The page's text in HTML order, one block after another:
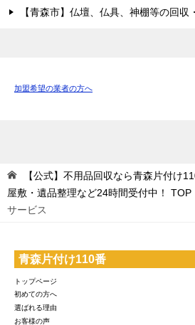
【青森市】仏壇、仏具、神棚等の回
加盟希望の業者の方へ
【公式】不用品回収なら青森片付け
屋敷・遺品整理など24時間受付中！
TOP
サービス
青森片付け110番
トップページ
初めての方へ
選ばれる理由
お客様の声